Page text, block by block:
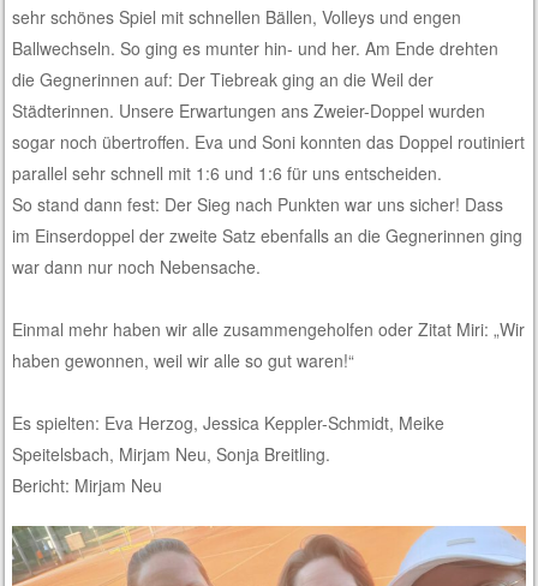
sehr schönes Spiel mit schnellen Bällen, Volleys und engen
Ballwechseln. So ging es munter hin- und her. Am Ende drehten
die Gegnerinnen auf: Der Tiebreak ging an die Weil der
Städterinnen. Unsere Erwartungen ans Zweier-Doppel wurden
sogar noch übertroffen. Eva und Soni konnten das Doppel routiniert
parallel sehr schnell mit 1:6 und 1:6 für uns entscheiden.
So stand dann fest: Der Sieg nach Punkten war uns sicher! Dass
im Einserdoppel der zweite Satz ebenfalls an die Gegnerinnen ging
war dann nur noch Nebensache.
Einmal mehr haben wir alle zusammengeholfen oder Zitat Miri: „Wir
haben gewonnen, weil wir alle so gut waren!“
Es spielten: Eva Herzog, Jessica Keppler-Schmidt, Meike
Speitelsbach, Mirjam Neu, Sonja Breitling.
Bericht: Mirjam Neu